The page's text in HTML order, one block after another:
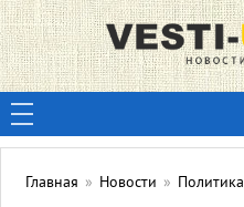
Главная » Новости » Политика